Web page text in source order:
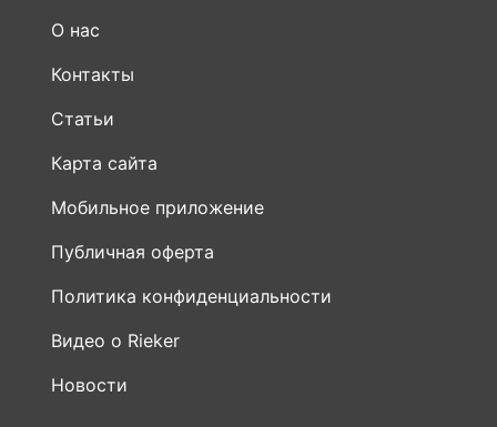
Статьи
Карта сайта
Мобильное приложение
Публичная оферта
Политика конфиденциальности
Видео о Rieker
Новости